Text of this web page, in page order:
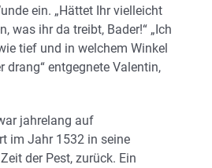
ein. „Hättet Ihr vielleicht
was ihr da treibt, Bader!“ „Ich
tief und in welchem Winkel
drang“ entgegnete Valentin,
jahrelang auf
im Jahr 1532 in seine
der Pest, zurück. Ein